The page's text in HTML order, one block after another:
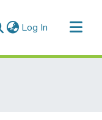
Log In (current)